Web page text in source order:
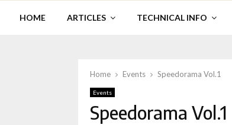
HOME ARTICLES TECHNICAL INFO
Home Events Speedorama Vol.1
Events
Speedorama Vol.1